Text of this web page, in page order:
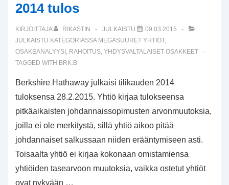
2014 tulos
KIRJOITTAJA RIKASTIN JULKAISTU
09.03.2015
JULKAISTU KATEGORIASSA MEGASUURET YHTIÖT,
OSAKEANALYYSI , RAHOITUS, YHDYSVALTALAISET OSAKKEET
TAGGED WITH BRK.B
Berkshire Hathaway julkaisi tilikauden 2014
tuloksensa 28.2.2015. Yhtiö kirjaa tulokseensa
pitkäaikaisten johdannaissopimusten arvonmuutoksia,
joilla ei ole merkitystä, sillä yhtiö aikoo pitää
johdannaiset salkussaan niiden erääntymiseen asti.
Toisaalta yhtiö ei kirjaa kokonaan omistamiensa
yhtiöiden tasearvoon muutoksia, vaikka ostetut yhtiöt
ovat nykyään …